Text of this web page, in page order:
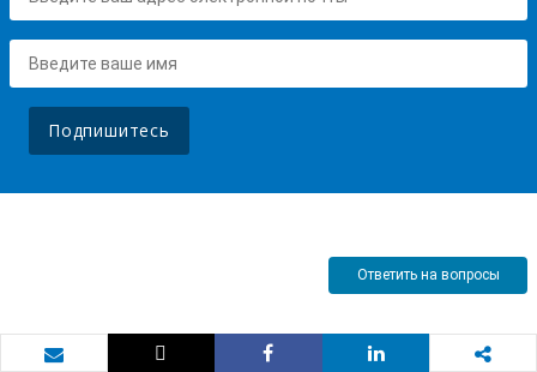
Подпишитесь
Ответить на вопросы